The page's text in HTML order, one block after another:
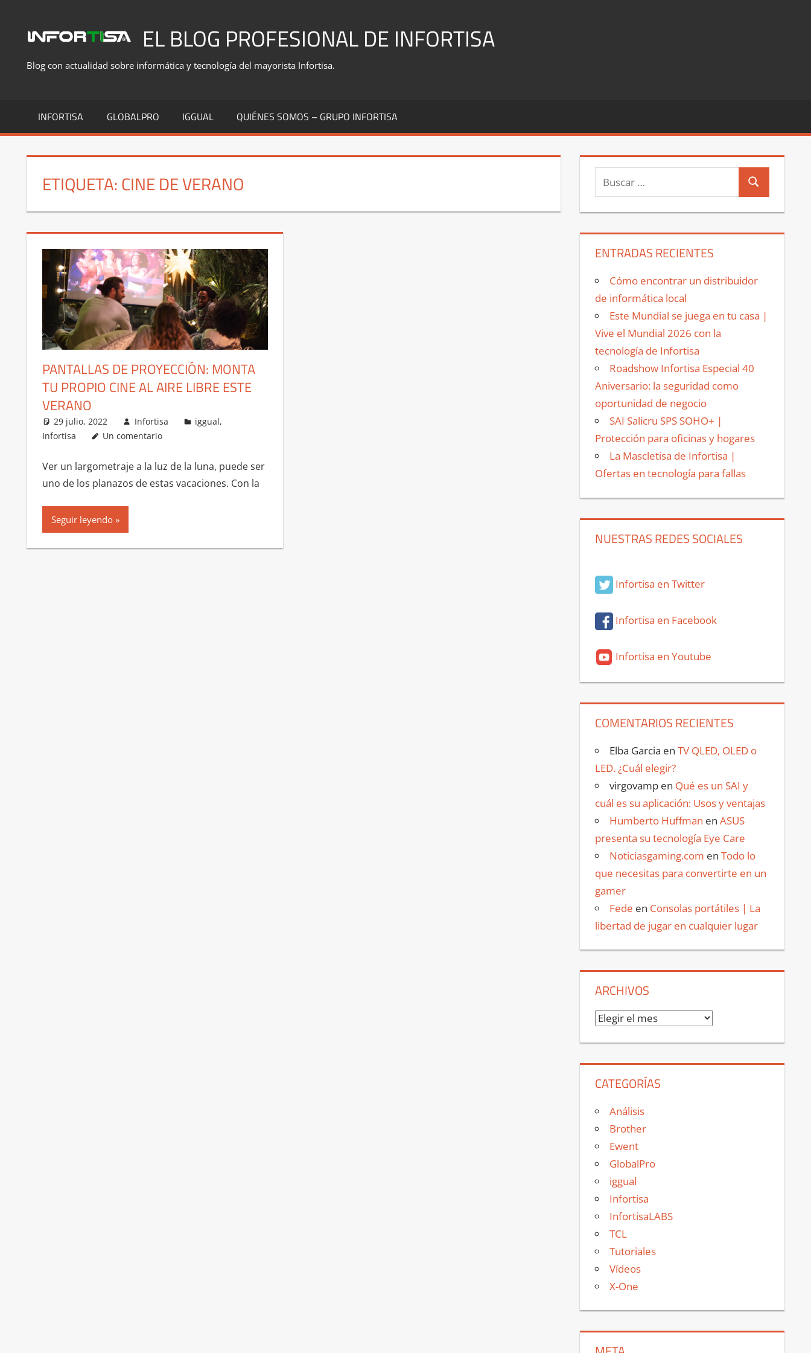
contenido
EL BLOG PROFESIONAL DE INFORTISA
Blog con actualidad sobre informática y tecnología del mayorista Infortisa.
INFORTISA GLOBALPRO IGGUAL QUIÉNES SOMOS – GRUPO INFORTISA
ETIQUETA:CINE DE VERANO
PANTALLAS DE PROYECCIÓN: MONTA
TU PROPIO CINE AL AIRE LIBRE ESTE
VERANO
29 julio, 2022 Infortisa iggual,
Infortisa
Un comentario
Ver un largometraje a la luz de la luna, puede ser
uno de los planazos de estas vacaciones. Con la
Seguir leyendo
Buscar:
Buscar
ENTRADAS RECIENTES
Cómo encontrar un distribuidor
de informática local
Este Mundial se juega en tu casa |
Vive el Mundial 2026 con la
tecnología de Infortisa
Roadshow Infortisa Especial 40
Aniversario: la seguridad como
oportunidad de negocio
SAI Salicru SPS SOHO+ |
Protección para oficinas y hogares
La Mascletisa de Infortisa |
Ofertas en tecnología para fallas
NUESTRAS REDES SOCIALES
Infortisa en Twitter
Infortisa en Facebook
Infortisa en Youtube
COMENTARIOS RECIENTES
Elba Garcia enTV QLED, OLED o
LED. ¿Cuál elegir?
virgovamp en Qué es un SAI y
cuál es su aplicación: Usos y ventajas
Humberto Huffman enASUS
presenta su tecnología Eye Care
Noticiasgaming.com enTodo lo
que necesitas para convertirte en un
gamer
Fede en Consolas portátiles | La
libertad de jugar en cualquier lugar
ARCHIVOS
Archivos
CATEGORÍAS
Análisis
Brother
Ewent
GlobalPro
iggual
Infortisa
InfortisaLABS
TCL
Tutoriales
Vídeos
X-One